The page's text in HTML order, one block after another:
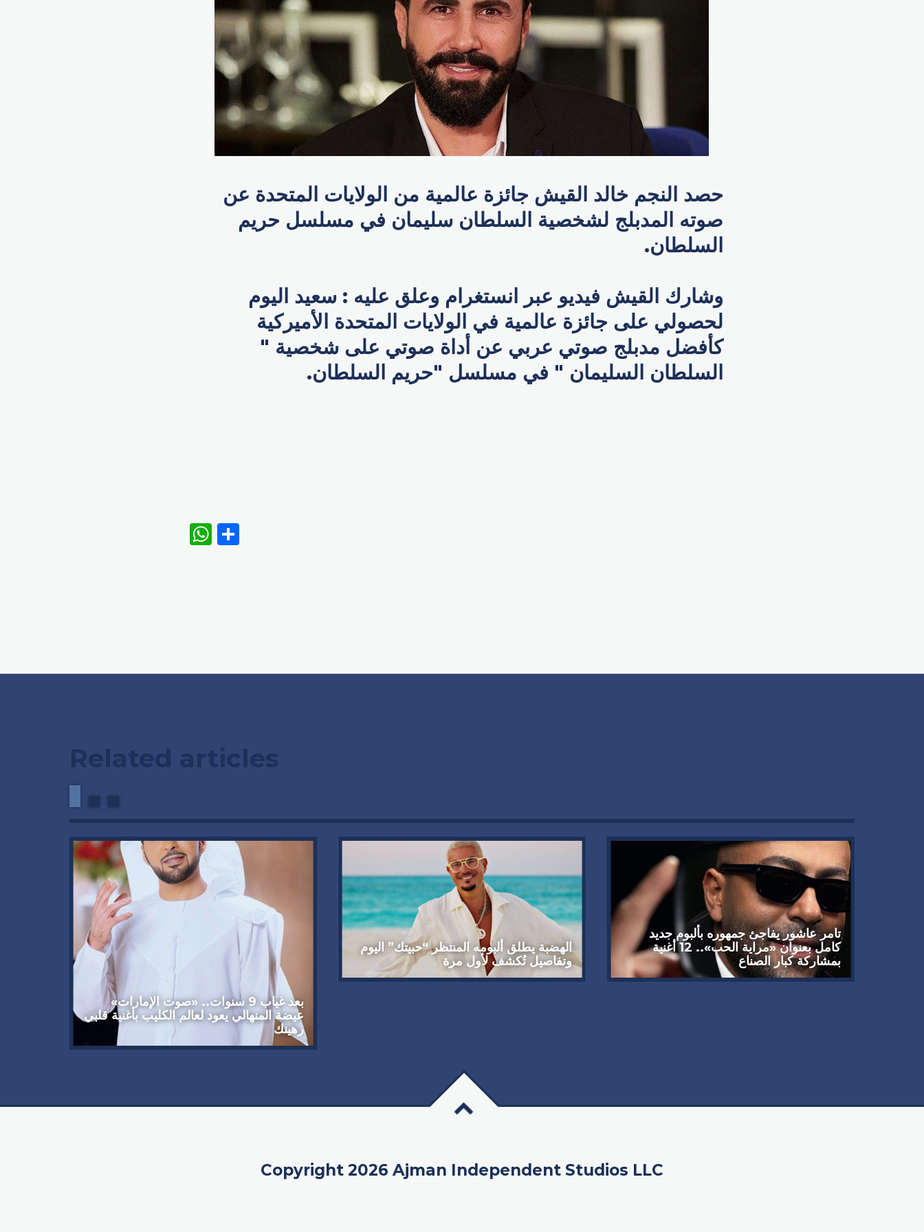
حصد النجم خالد القيش جائزة عالمية من الولايات المتحدة عن
صوته المدبلج لشخصية السلطان سليمان في مسلسل حريم
السلطان.
وشارك القيش فيديو عبر انستغرام وعلق عليه : سعيد اليوم
لحصولي على جائزة عالمية في الولايات المتحدة الأميركية
كأفضل مدبلج صوتي عربي عن أداة صوتي على شخصية "
السلطان السليمان " في مسلسل "حريم السلطان.
WhatsApp
Related articles
بعد غياب 9 سنوات.. «صوت الإمارات»
عيضة المنهالي يعود لعالم الكليب بأغنية قلبي
رهينك
الهضبة يطلق ألبومه المنتظر “حبيتك” اليوم
وتفاصيل تُكشف لأول مرة
تامر عاشور يفاجئ جمهوره بألبوم جديد
كامل بعنوان «مراية الحب».. 12 أغنية
بمشاركة كبار الصناع
Copyright 2026 Ajman Independent Studios LLC